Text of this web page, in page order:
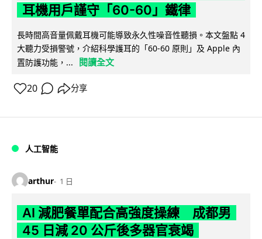
耳機用戶謹守「60-60」鐵律
長時間高音量佩戴耳機可能導致永久性噪音性聽損。本文盤點 4
大聽力受損警號，介紹科學護耳的「60-60 原則」及 Apple 內
置防護功能，...
閱讀全文
20 分享
人工智能
arthur 1 日
AI 減肥餐單配合高強度操練 成都男
45 日減 20 公斤後多器官衰竭